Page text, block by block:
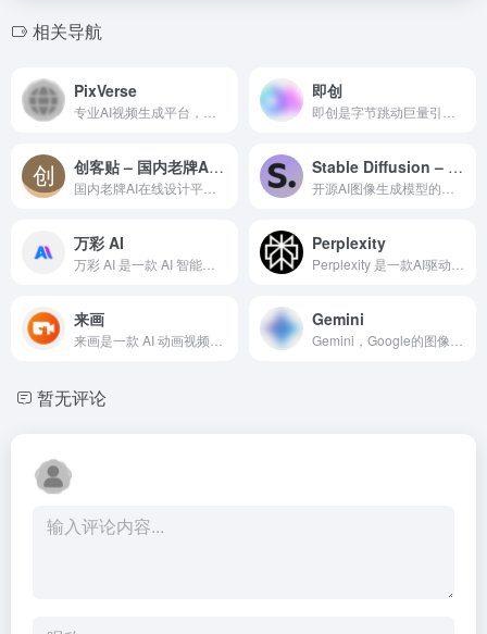
相关导航
PixVerse 即创
创客贴 – 国内老牌AI在线设计平台 Stable Diffusion – 开源AI绘画模型的开创者
万彩 AI Perplexity
来画 Gemini
暂无评论